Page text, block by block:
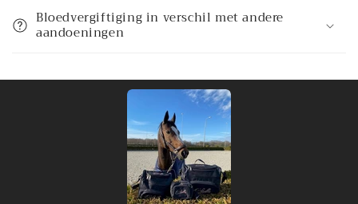
Bloedvergiftiging in verschil met andere
aandoeningen